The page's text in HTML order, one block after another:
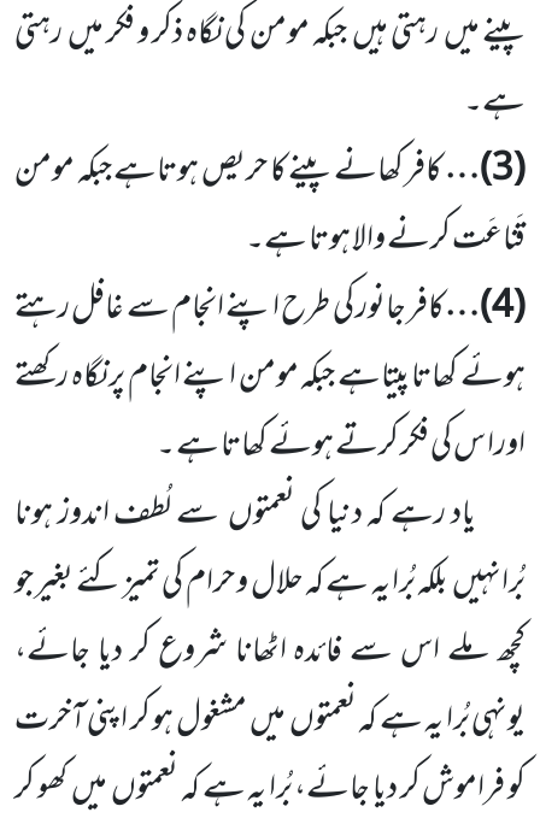
پینے میں رہتی ہیں جبکہ مومن کی نگاہ ذکر و فکر میں رہتی
ہے۔
(3)
…کافر کھانے پینے کا حریص ہوتاہے جبکہ مومن
قَناعَت کرنے والا ہوتا ہے۔
(4)
…کافر جانور کی طرح اپنے انجام سے غافل رہتے
ہوئے کھاتا پیتاہے جبکہ مومن اپنے انجام پر نگاہ رکھتے
اورا س کی فکر کرتے ہوئے کھاتا ہے ۔
یاد رہے کہ دنیا کی نعمتوں سے لُطف اندوز ہونا
بُرانہیں بلکہ بُرا یہ ہے کہ حلال و حرام کی تمیز کئے بغیر جو
کچھ ملے اس سے فائدہ اٹھانا شروع کر دیا جائے،
یونہی بُرا یہ ہے کہ نعمتوں میں مشغول ہو کر اپنی آخرت
کو فراموش کر دیا جائے، بُرا یہ ہے کہ نعمتوں میں کھو کر